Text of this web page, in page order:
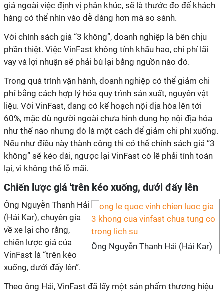
giá ngoài việc định vị phân khúc, sẽ là thước đo để khách
hàng có thể nhìn vào dễ dàng hơn mà so sánh.
Với chính sách giá “3 không”, doanh nghiệp là bên chịu
phần thiệt. Việc VinFast không tính khấu hao, chi phí lãi
vay và lợi nhuận sẽ phải bù lại bằng nguồn nào đó.
Trong quá trình vận hành, doanh nghiệp có thể giảm chi
phí bằng cách hợp lý hóa quy trình sản xuất, nguyên vật
liệu. Với VinFast, đang có kế hoạch nội địa hóa lên tới
60%, mặc dù người ngoài chưa hình dung họ nội địa hóa
như thế nào nhưng đó là một cách để giảm chi phí xuống.
Nếu như điều này thành công thì có thể chính sách giá “3
không” sẽ kéo dài, ngược lại VinFast có lẽ phải tính toán
lại, vì không thể lỗ mãi.
Chiến lược giá 'trên kéo xuống, dưới đẩy lên
Ông Nguyễn Thanh Hải (Hải Kar)
Ông Nguyễn Thanh Hải
(Hải Kar), chuyên gia
về xe lại cho rằng,
chiến lược giá của
VinFast là “trên kéo
xuống, dưới đẩy lên”.
Theo ông Hải, VinFast đã lấy một sản phẩm thương hiệu